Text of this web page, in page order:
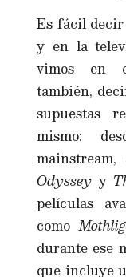
Es fácil
y en la
vimos en
también,
supuestas
mismo:
Odyssey y
películas
como
durante ese
que incluye